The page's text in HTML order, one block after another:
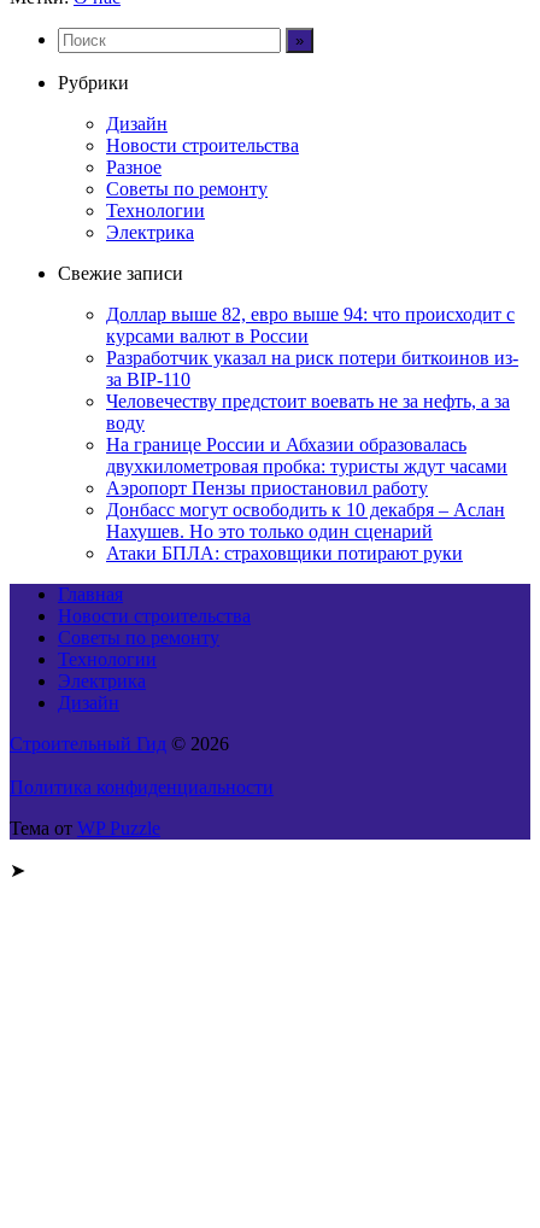
Рубрики
Дизайн
Новости строительства
Разное
Советы по ремонту
Технологии
Электрика
Свежие записи
Доллар выше 82, евро выше 94: что происходит с
курсами валют в России
Разработчик указал на риск потери биткоинов из-
за BIP-110
Человечеству предстоит воевать не за нефть, а за
воду
На границе России и Абхазии образовалась
двухкилометровая пробка: туристы ждут часами
Аэропорт Пензы приостановил работу
Донбасс могут освободить к 10 декабря – Аслан
Нахушев. Но это только один сценарий
Атаки БПЛА: страховщики потирают руки
Главная
Новости строительства
Советы по ремонту
Технологии
Электрика
Дизайн
Строительный Гид © 2026
Политика конфиденциальности
Тема от WP Puzzle
➤